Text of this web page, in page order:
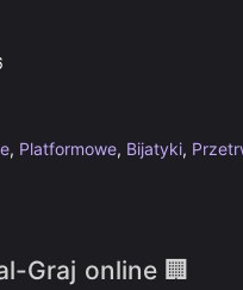
, Platformowe, Bijatyki,
Graj online 🏢